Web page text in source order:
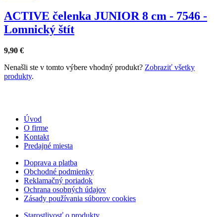
ACTIVE čelenka JUNIOR 8 cm - 7546 -
Lomnický štít
9,90 €
Nenašli ste v tomto výbere vhodný produkt? Zobraziť všetky
produkty.
Úvod
O firme
Kontakt
Predajné miesta
Doprava a platba
Obchodné podmienky
Reklamačný poriadok
Ochrana osobných údajov
Zásady používania súborov cookies